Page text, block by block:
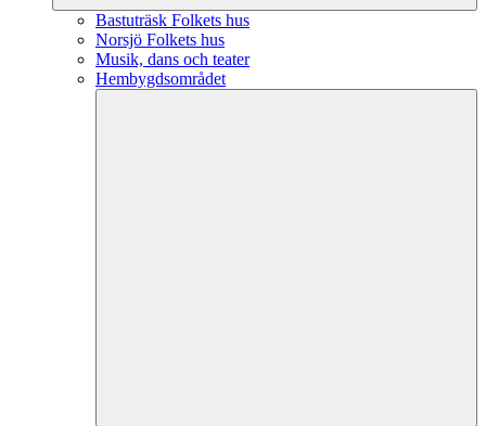
Bastuträsk Folkets hus
Norsjö Folkets hus
Musik, dans och teater
Hembygdsområdet